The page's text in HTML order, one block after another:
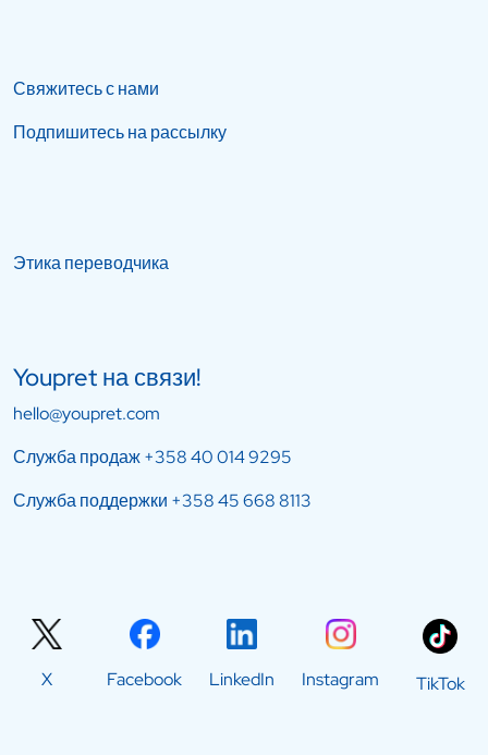
Свяжитесь с нами
Подпишитесь на рассылку
Этика переводчика
Youpret на связи!
hello@youpret.com
Служба продаж+358 40 014 9295
Служба поддержки +358 45 668 8113
X Facebook LinkedIn Instagram TikTok